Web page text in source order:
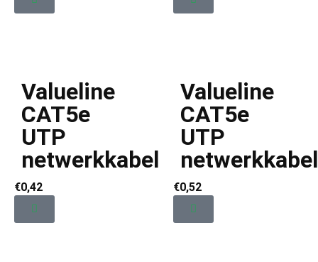
Valueline
CAT5e
UTP
netwerkkabel
€0,42
Valueline
CAT5e
UTP
netwerkkabel
€0,52